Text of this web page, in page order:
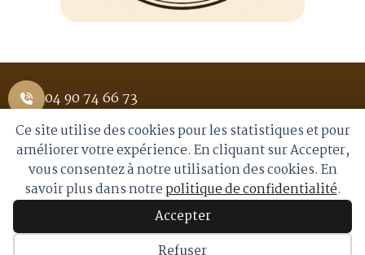
04 90 74 66 73
1 Place Saint Pierre 84400 APT
info@royalmoka.fr
© 2026 Royal Moka. Tous droits réservés
Ce site utilise des cookies pour les statistiques et pour
améliorer votre expérience. En cliquant sur Accepter,
vous consentez à notre utilisation des cookies. En
savoir plus dans notrepolitique de confidentialité.
Accepter